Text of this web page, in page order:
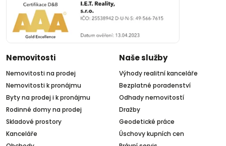
Nemovitosti
Nemovitosti na prodej
Nemovitosti k pronájmu
Byty na prodej i k pronájmu
Rodinné domy na prodej
Skladové prostory
Kanceláře
Naše služby
Výhody realitní kanceláře
Bezplatné poradenství
Odhady nemovitostí
Dražby
Geodetické práce
Úschovy kupních cen